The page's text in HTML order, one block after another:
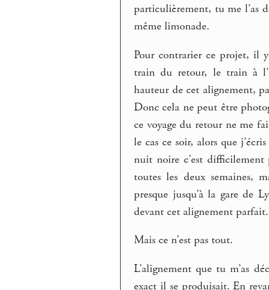
particulièrement, tu me l’as
même limonade.
Pour contrarier ce projet, il
train du retour, le train à
hauteur de cet alignement,
Donc cela ne peut être
ce voyage du retour ne me
le cas ce soir, alors que
nuit noire c’est
toutes les deux semaines,
presque jusqu’à la gare de
devant cet alignement
Mais ce n’est pas tout.
L’alignement que tu m’as
exact il se produisait. En